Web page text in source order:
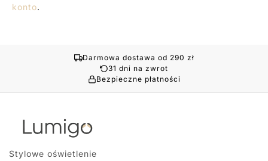
konto.
Darmowa dostawa od 290 zł
31 dni na zwrot
Bezpieczne płatności
Stylowe oświetlenie